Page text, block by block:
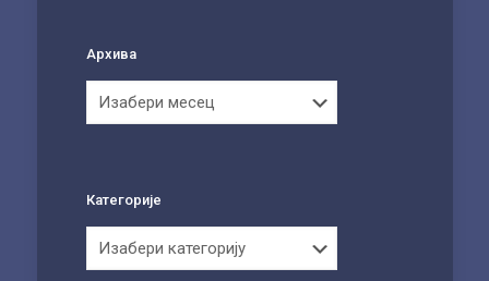
Архива
Категорије